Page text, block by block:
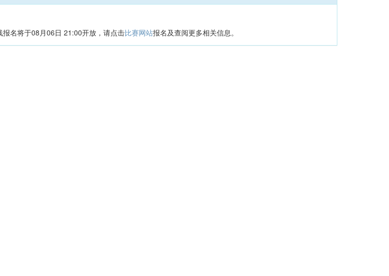
名将于08月06日 21:00开放，请点击比赛网站报名及查阅更多相关信息。